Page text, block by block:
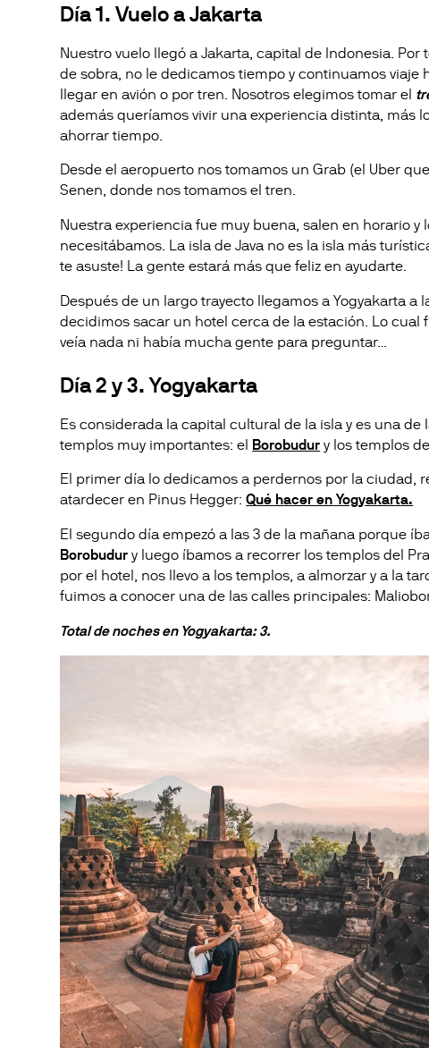
Día 1. Vuelo a Jakarta
Nuestro vuelo llegó a Jakarta, capital de Indonesia.
de sobra, no le dedicamos tiempo y continuamos viaje
llegar en avión o por tren. Nosotros elegimos tomar el
además queríamos vivir una experiencia distinta, más
ahorrar tiempo.
Desde el aeropuerto nos tomamos un Grab (el Uber
Senen, donde nos tomamos el tren.
Nuestra experiencia fue muy buena, salen en horario
necesitábamos. La isla de Java no es la isla más
te asuste! La gente estará más que feliz en ayudarte.
Después de un largo trayecto llegamos a Yogyakarta
decidimos sacar un hotel cerca de la estación. Lo
veía nada ni había mucha gente para preguntar…
Día 2 y 3. Yogyakarta
Es considerada la capital cultural de la isla y es una
templos muy importantes: el Borobudur y los templos de
El primer día lo dedicamos a perdernos por la ciudad,
atardecer en Pinus Hegger:Qué hacer en Yogyakarta.
El segundo día empezó a las 3 de la mañana porque
Borobudury luego íbamos a recorrer los templos del
por el hotel, nos llevo a los templos, a almorzar y a la
fuimos a conocer una de las calles principales:
Total de noches en Yogyakarta: 3.